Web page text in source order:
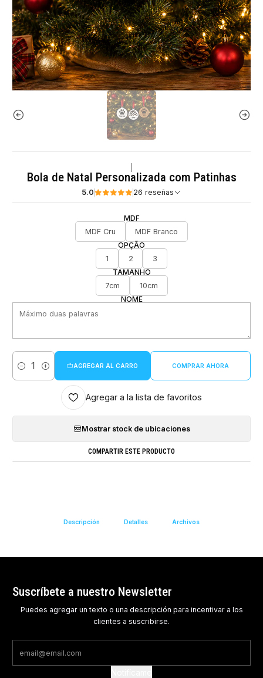
Bola de Natal Personalizada com Patinhas
5.0 26 reseñas
MDF
MDF Cru
MDF Branco
OPÇÃO
1
2
3
TAMANHO
7cm
10cm
NOME
Cantidad
AGREGAR AL CARRO COMPRAR AHORA
Agregar a la lista de favoritos
Mostrar stock de ubicaciones
COMPARTIR ESTE PRODUCTO
Descripción Detalles Archivos
Suscríbete a nuestro Newsletter
Puedes agregar un texto o una descripción para incentivar a los
clientes a suscribirse.